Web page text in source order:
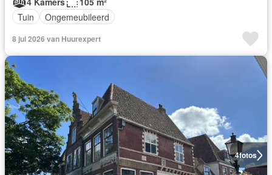
Tuin
Ongemeubileerd
8 jul 2026 van Huurexpert
4fotos